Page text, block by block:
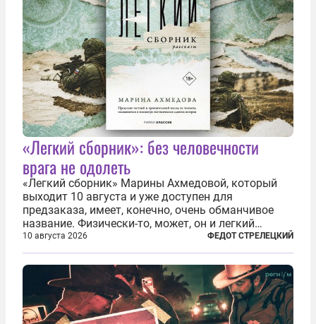
«Легкий сборник»: без человечности
врага не одолеть
«Легкий сборник» Марины Ахмедовой, который
выходит 10 августа и уже доступен для
предзаказа, имеет, конечно, очень обманчивое
название. Физически-то, может, он и легкий
относительно. Но метафизически —
безотносительно тяжелый. Десять рассказов,
каждый из которых напрямую или косвенно (в
основном —...
10 августа 2026 ФЕДОТ СТРЕЛЕЦКИЙ